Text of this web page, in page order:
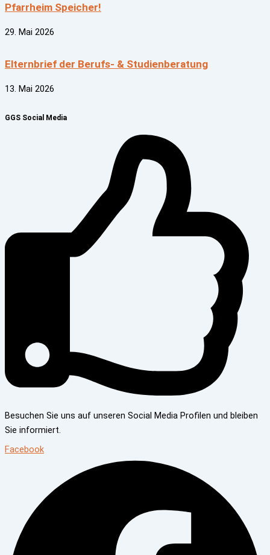
Pfarrheim Speicher!
29. Mai 2026
Elternbrief der Berufs- & Studienberatung
13. Mai 2026
GGS Social Media
Besuchen Sie uns auf unseren Social Media Profilen und bleiben
Sie informiert.
Facebook